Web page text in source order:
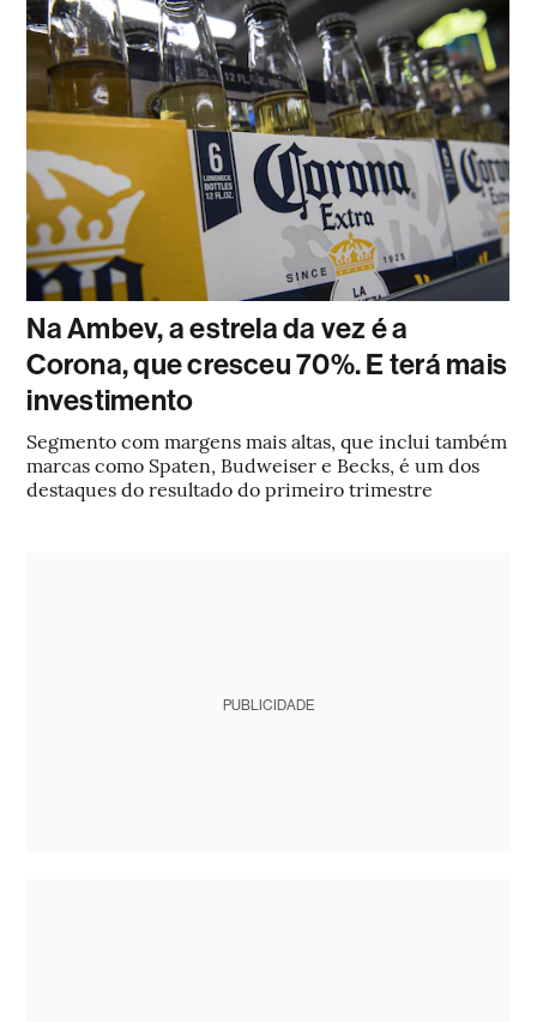
Na Ambev, a estrela da vez é a
Corona, que cresceu 70%. E terá mais
investimento
Segmento com margens mais altas, que inclui também
marcas como Spaten, Budweiser e Becks, é um dos
destaques do resultado do primeiro trimestre
PUBLICIDADE